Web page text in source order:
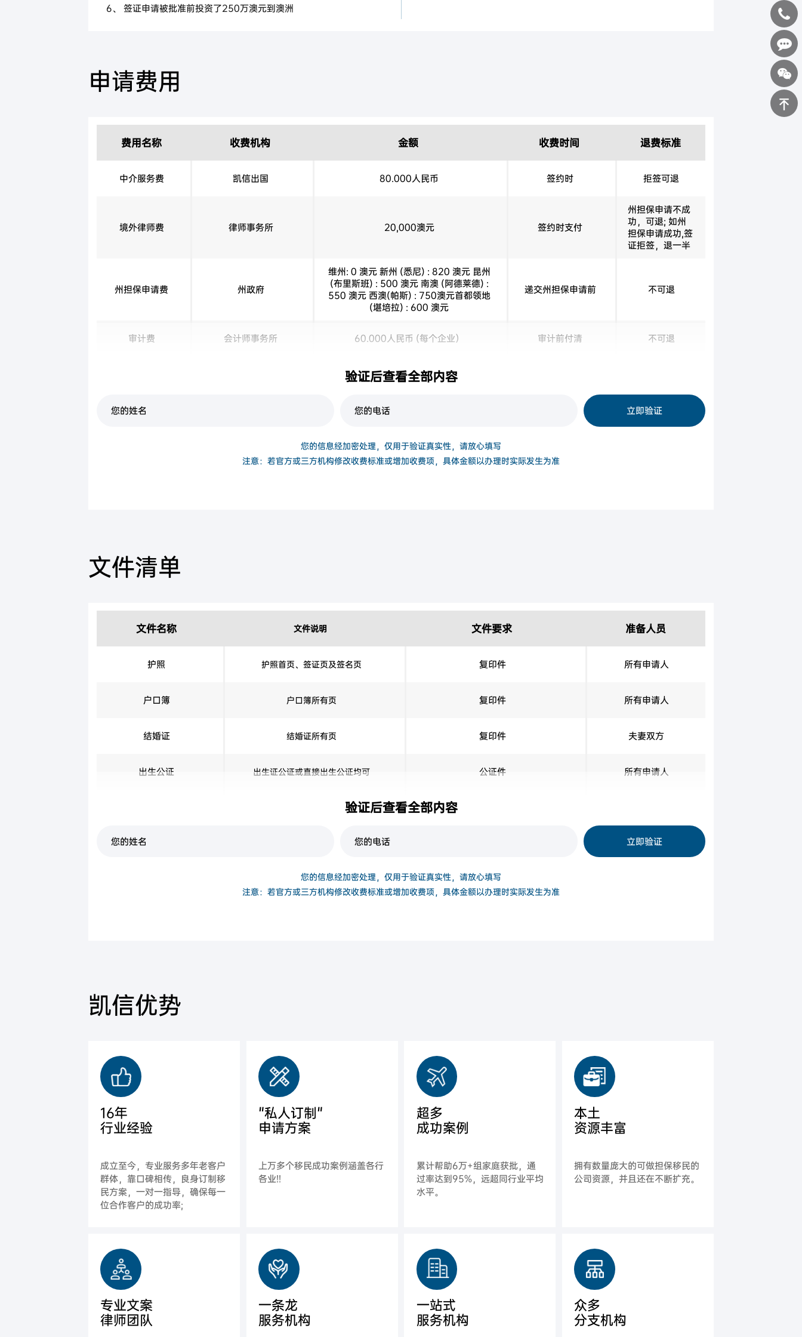
6、 签证申请被批准前投资了250万澳元到澳洲
专注于市值小于5亿澳元的上市或非上市公司，其中对非上市公司
的投资不超过该基金净值的20%
澳交所上市公司、符合条件的公司债券或票据、年金和商业房地产
1.150万澳元买州政府债券保持4年
币满1年(房产、股票、基金、理财等)，如投资到生意中，无需参与
申请费用
费用名称 收费机构 金额 收费时间 退费标准
中介服务费 凯信出国 80.000人民币 签约时 拒签可退
境外律师费 律师事务所 20,000澳元 签约时支付
州担保申请不成
功，可退; 如州
担保申请成功,签
证拒签，退一半
州担保申请费 州政府
维州: 0 澳元 新州 (悉尼) : 820 澳元 昆州
(布里斯班) : 500 澳元 南澳 (阿德莱德) :
550 澳元 西澳(帕斯) : 750澳元首都领地
(堪培拉) : 600 澳元
递交州担保申请前 不可退
审计费 会计师事务所 60.000人民币 (每个企业） 审计前付清 不可退
约RMB 4.500/套(房产价值100万以下) 具
体见评估公司报价
验证后查看全部内容
立即验证
您的信息经加密处理，仅用于验证真实性，请放心填写
注意：若官方或三方机构修改收费标准或增加收费项，具体金额以办理时实际发生为准
文件清单
文件名称 文件说明 文件要求 准备人员
护照 护照首页、签证页及签名页 复印件 所有申请人
户口簿 户口簿所有页 复印件 所有申请人
结婚证 结婚证所有页 复印件 夫妻双方
出生公证 出生证公证或直接出生公证均可 公证件 所有申请人
验证后查看全部内容
立即验证
您的信息经加密处理，仅用于验证真实性，请放心填写
注意：若官方或三方机构修改收费标准或增加收费项，具体金额以办理时实际发生为准
凯信优势
16年
行业经验
成立至今，专业服务多年老客户
群体，靠口碑相传，良身订制移
民方案，一对一指导，确保每一
位合作客户的成功率;
"私人订制"
申请方案
上万多个移民成功案例涵盖各行
各业!!
超多
成功案例
累计帮助6万+组家庭获批，通
过率达到95%，远超同行业平均
水平。
本土
资源丰富
拥有数量庞大的可做担保移民的
公司资源，并且还在不断扩充。
专业文案
律师团队
一条龙
服务机构
一站式
服务机构
众多
分支机构
400-
0898-
123
在线咨询